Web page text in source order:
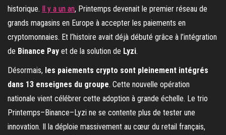
historique. Il y a un an, Printemps devenait le premier réseau de
grands magasins en Europe à accepter les paiements en
cryptomonnaies. Et l’histoire avait déjà débuté grâce à l’intégration
de Binance Pay et de la solution de Lyzi.
Désormais, les paiements crypto sont pleinement intégrés
dans 13 enseignes du groupe. Cette nouvelle opération
nationale vient célébrer cette adoption à grande échelle. Le trio
Printemps–Binance–Lyzi ne se contente plus de tester une
innovation. Il la déploie massivement au cœur du retail français,